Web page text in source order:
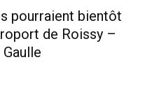
pourraient bientôt
de Roissy –